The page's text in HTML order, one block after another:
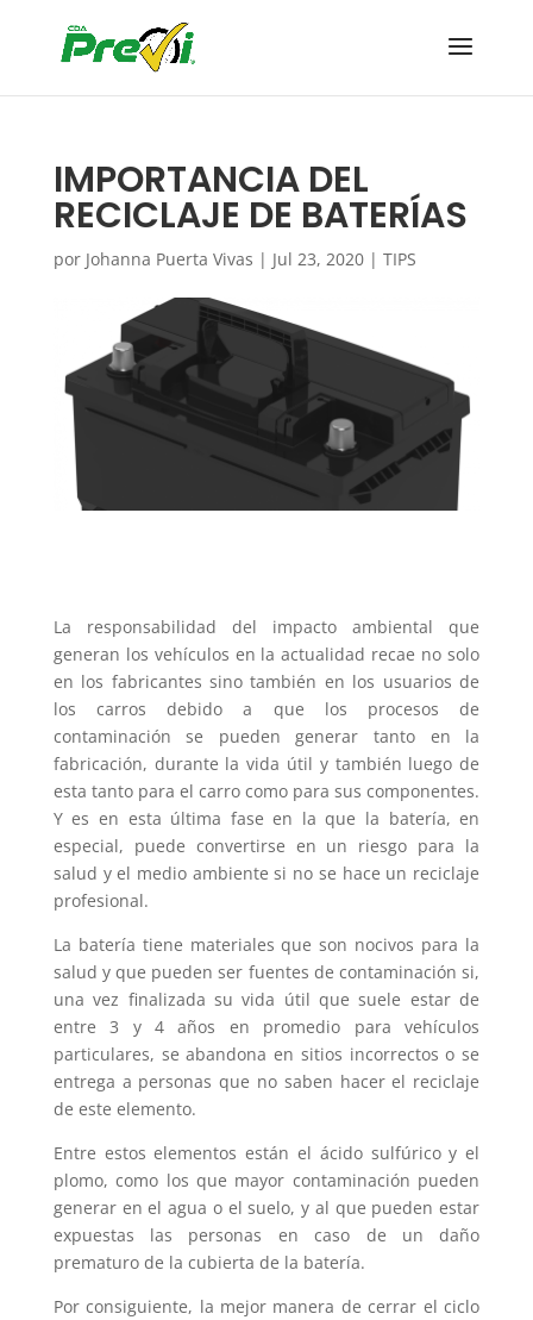
IMPORTANCIA DEL
RECICLAJE DE BATERÍAS
por Johanna Puerta Vivas | Jul 23, 2020| TIPS
La responsabilidad del impacto ambiental que
generan los vehículos en la actualidad recae no solo
en los fabricantes sino también en los usuarios de
los carros debido a que los procesos de
contaminación se pueden generar tanto en la
fabricación, durante la vida útil y también luego de
esta tanto para el carro como para sus componentes.
Y es en esta última fase en la que la batería, en
especial, puede convertirse en un riesgo para la
salud y el medio ambiente si no se hace un reciclaje
profesional.
La batería tiene materiales que son nocivos para la
salud y que pueden ser fuentes de contaminación si,
una vez finalizada su vida útil que suele estar de
entre 3 y 4 años en promedio para vehículos
particulares, se abandona en sitios incorrectos o se
entrega a personas que no saben hacer el reciclaje
de este elemento.
Entre estos elementos están el ácido sulfúrico y el
plomo, como los que mayor contaminación pueden
generar en el agua o el suelo, y al que pueden estar
expuestas las personas en caso de un daño
prematuro de la cubierta de la batería.
Por consiguiente, la mejor manera de cerrar el ciclo